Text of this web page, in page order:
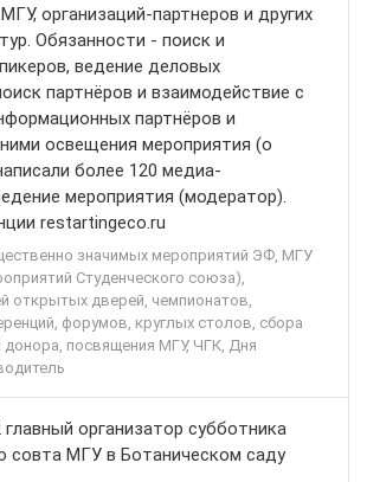
организаций-партнеров и других
Обязанности - поиск и
ведение деловых
партнёров и взаимодействие с
партнёров и
освещения мероприятия (о
более 120 медиа-
мероприятия (модератор).
restartingeco.ru
значимых мероприятий ЭФ, МГУ
Студенческого союза),
открытых дверей, чемпионатов,
форумов, круглых столов, сбора
донора, посвящения МГУ, ЧГК, Дня
организатор субботника
совта МГУ в Ботаническом саду